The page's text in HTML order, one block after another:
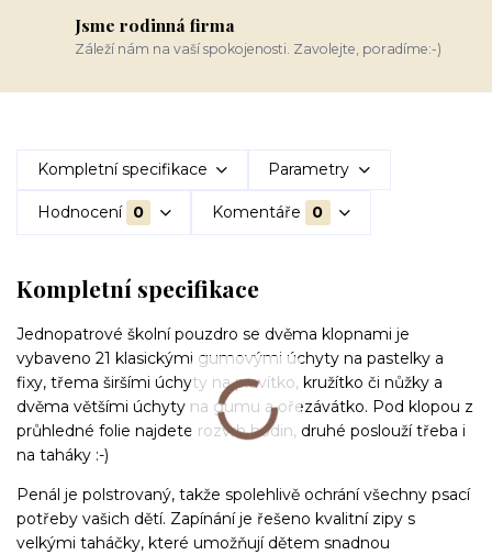
Jsme rodinná firma
Záleží nám na vaší spokojenosti. Zavolejte, poradíme:-)
Kompletní specifikace Parametry
Hodnocení 0 Komentáře 0
Kompletní specifikace
Jednopatrové školní pouzdro se dvěma klopnami je
vybaveno 21 klasickými gumovými úchyty na pastelky a
fixy, třema širšími úchyty na pravítko, kružítko či nůžky a
dvěma většími úchyty na gumu a ořezávátko. Pod klopou z
průhledné folie najdete rozvrh hodin, druhé poslouží třeba i
na taháky :-)
Penál je polstrovaný, takže spolehlivě ochrání všechny psací
potřeby vašich dětí. Zapínání je řešeno kvalitní zipy s
velkými taháčky, které umožňují dětem snadnou